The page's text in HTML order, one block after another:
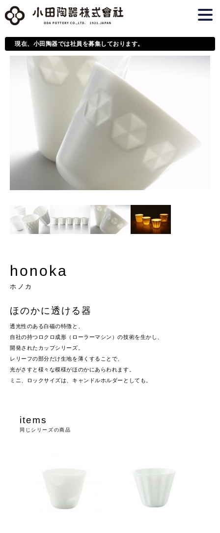
現在、小田陶器では社員を募集しております。
honoka
ホノカ
ほのかに透ける器
透光性のある白磁の特徴と、
自社の持つロクロ成形（ローラーマシン）の技術を生かし、
開発されたカップシリーズ。
レリーフの部分だけ生地を薄くすることで、
光がさすと様々な模様がほのかにあらわれます。
ミニ、ロックサイズは、キャンドルホルダーとしても。
items
同じシリーズの商品